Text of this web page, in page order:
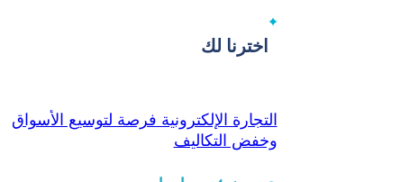
اخترنا لك
التجارة الإلكترونية فرصة لتوسيع الأسواق
وخفض التكاليف